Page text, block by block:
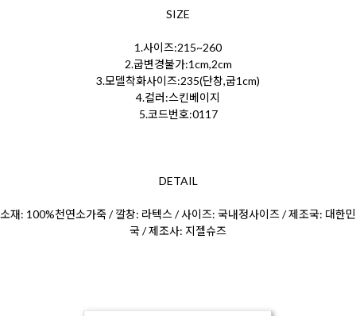
SIZE
1.사이즈:215~260
2.굽변경불가:1cm,2cm
3.모델착화사이즈:235(단창,굽1cm)
4.컬러:스킨베이지
5.코드번호:0117
DETAIL
소재: 100%천연소가죽 / 깔창: 라텍스 / 사이즈: 국내정사이즈 / 제조국: 대한민
국 / 제조사: 지젤슈즈